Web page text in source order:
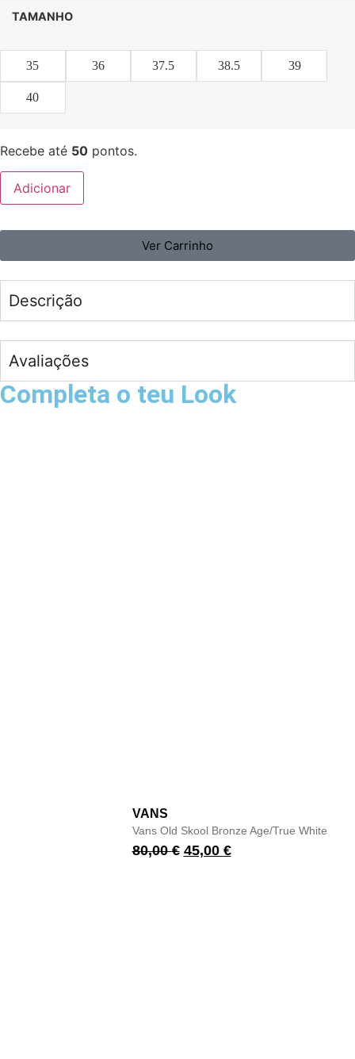
TAMANHO
35 36 37.5 38.5 39
40
Recebe até 50 pontos.
Adicionar
Ver Carrinho
Descrição
Avaliações
Completa o teu Look
VANS
Vans Old Skool Bronze Age/True White
80,00€ 45,00 €